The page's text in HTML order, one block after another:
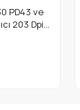
PD43 ve
203 Dpi